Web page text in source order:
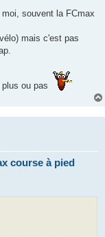
souvent la FCmax
mais c'est pas
ou pas
course à pied